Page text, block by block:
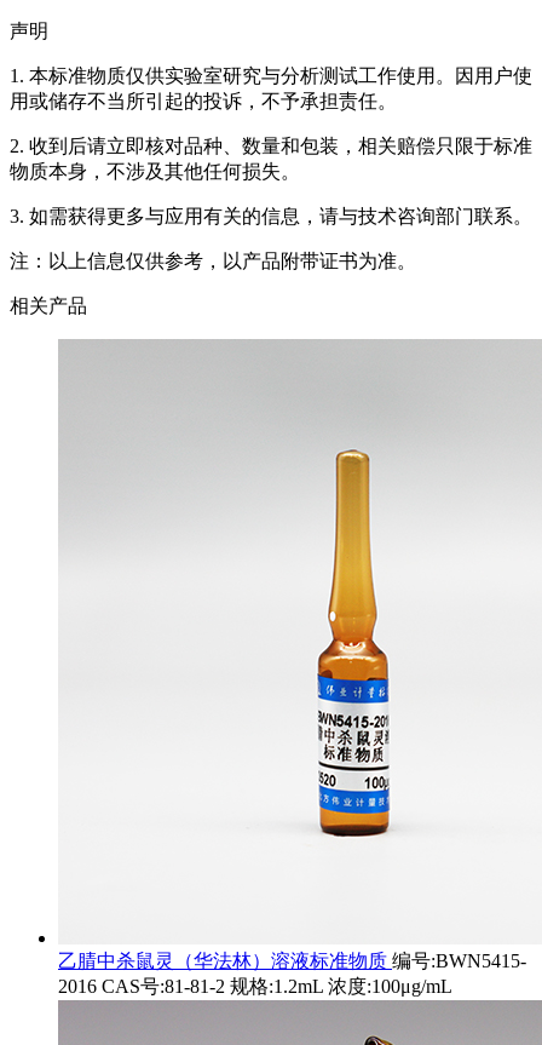
声明
1. 本标准物质仅供实验室研究与分析测试工作使用。因用户使
用或储存不当所引起的投诉，不予承担责任。
2. 收到后请立即核对品种、数量和包装，相关赔偿只限于标准
物质本身，不涉及其他任何损失。
3. 如需获得更多与应用有关的信息，请与技术咨询部门联系。
注：以上信息仅供参考，以产品附带证书为准。
相关产品
乙腈中杀鼠灵（华法林）溶液标准物质 编号:BWN5415-
2016 CAS号:81-81-2 规格:1.2mL 浓度:100μg/mL